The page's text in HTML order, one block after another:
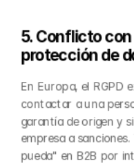
5. Conflicto
protección de
En Europa, el RGPD
contactar a una
garantía de origen y
empresa a
pueda" en B2B por